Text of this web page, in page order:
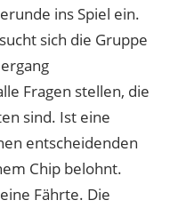
ins Spiel ein.
sich die Gruppe
Fragen stellen, die
sind. Ist eine
entscheidenden
Chip belohnt.
Fährte. Die